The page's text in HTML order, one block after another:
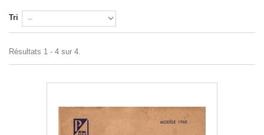
Tri
Résultats 1 - 4 sur 4.